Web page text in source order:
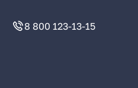
8 800 123-13-15